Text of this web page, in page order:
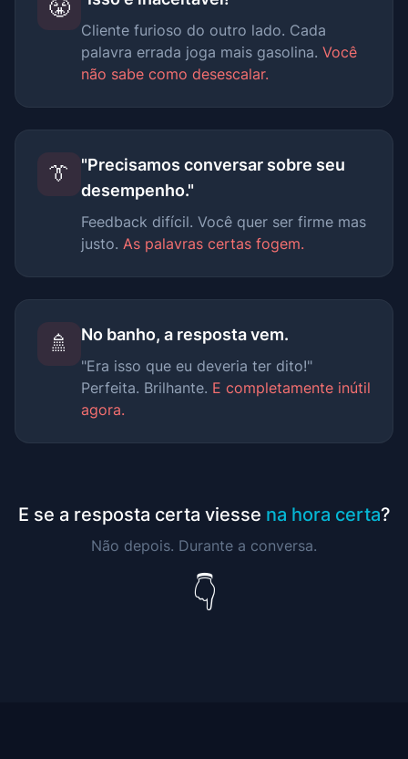
😤
Cliente furioso do outro lado. Cada
palavra errada joga mais gasolina. Você
não sabe como desescalar.
👔
"Precisamos conversar sobre seu
desempenho."
Feedback difícil. Você quer ser firme mas
justo. As palavras certas fogem.
🚿 No banho, a resposta vem.
"Era isso que eu deveria ter dito!"
Perfeita. Brilhante. E completamente inútil
agora.
E se a resposta certa viesse na hora certa?
Não depois. Durante a conversa.
👇